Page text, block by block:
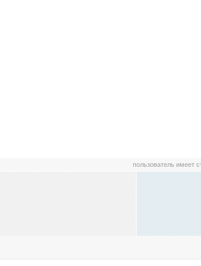
пользователь имеет